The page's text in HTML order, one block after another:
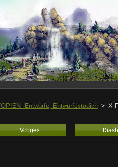
-Entwürfe, Entwurfsstadien > X-
Voriges